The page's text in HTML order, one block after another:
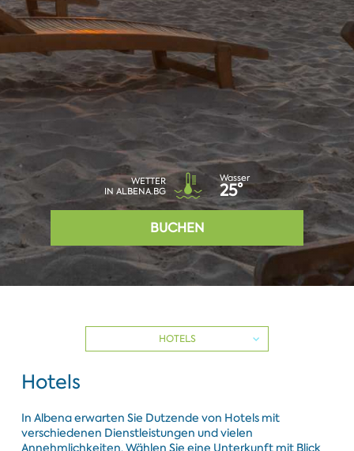
WETTER
IN ALBENA.BG
Wasser
25°
BUCHEN
HOTELS
Hotels
In Albena erwarten Sie Dutzende von Hotels mit
verschiedenen Dienstleistungen und vielen
Annehmlichkeiten. Wählen Sie eine Unterkunft mit Blick